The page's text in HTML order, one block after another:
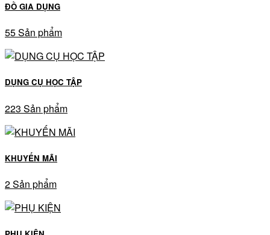
ĐỒ GIA DỤNG
55 Sản phẩm
DỤNG CỤ HỌC TẬP
223 Sản phẩm
KHUYẾN MÃI
2 Sản phẩm